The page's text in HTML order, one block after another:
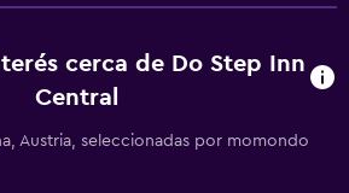
cerca de Do Step Inn
Central
Austria, seleccionadas por momondo